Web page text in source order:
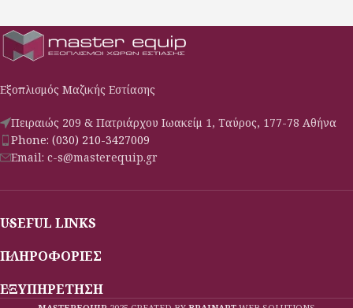
Εξοπλισμός Μαζικής Εστίασης
Πειραιώς 209 & Πατριάρχου Ιωακείμ 1, Ταύρος, 177-78 Αθήνα
Phone: (030) 210-3427009
Email: c-s@masterequip.gr
USEFUL LINKS
ΠΛΗΡΟΦΟΡΙΕΣ
ΕΞΥΠΗΡΕΤΗΣΗ